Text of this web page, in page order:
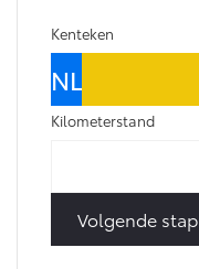
bZ4X
BATTERIJ-ELEKTRISCH
Connected check
Kenteken
Kilometerstand
Volgende stap